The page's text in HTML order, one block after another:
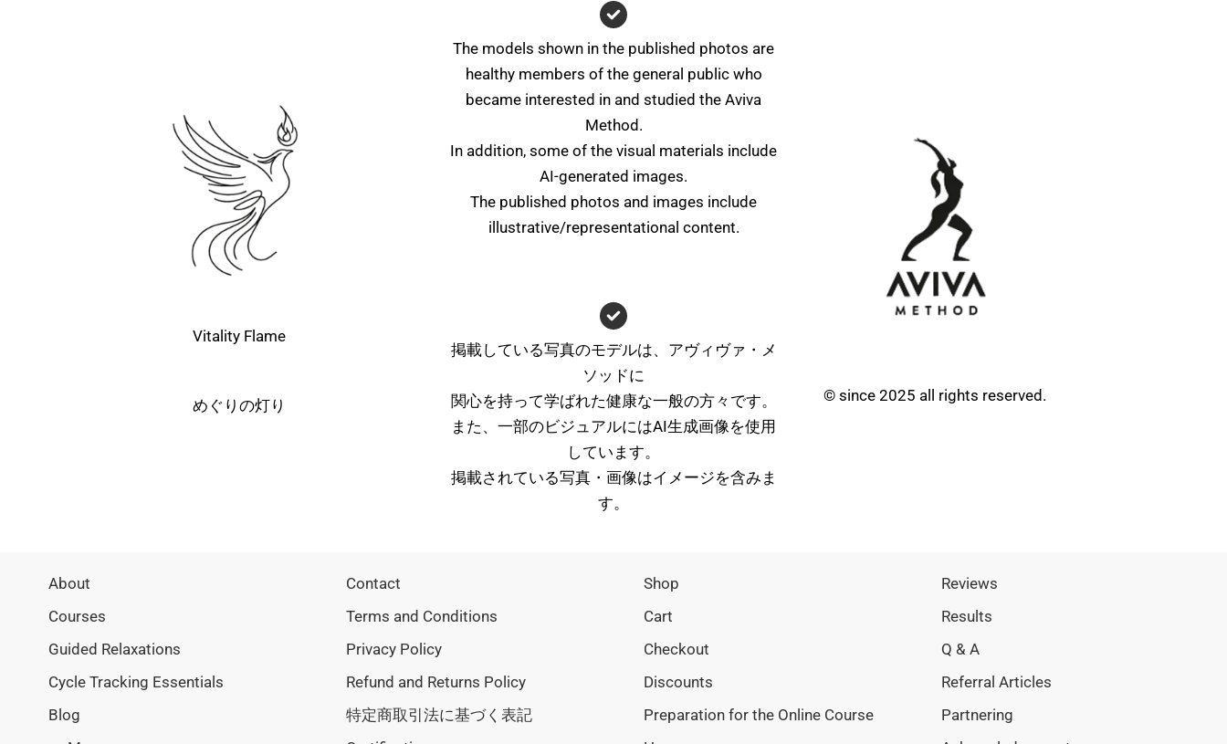
Vitality Flame
めぐりの灯り
The models shown in the published photos are
healthy members of the general public who
became interested in and studied the Aviva
Method.
In addition, some of the visual materials include
AI-generated images.
The published photos and images include
illustrative/representational content.
掲載している写真のモデルは、アヴィヴァ・メ
ソッドに
関心を持って学ばれた健康な一般の方々です。
また、一部のビジュアルにはAI生成画像を使用
しています。
掲載されている写真・画像はイメージを含みま
す。
© since 2025 all rights reserved.
About
Courses
Guided Relaxations
Cycle Tracking Essentials
Blog
Contact
Terms and Conditions
Privacy Policy
Refund and Returns Policy
特定商取引法に基づく表記
Shop
Cart
Checkout
Discounts
Preparation for the Online Course
Reviews
Results
Q & A
Referral Articles
Partnering